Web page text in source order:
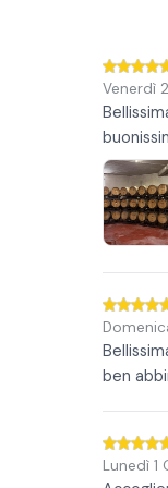
Venerdì
ben
Lunedì 1